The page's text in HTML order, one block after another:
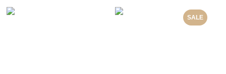
SALE